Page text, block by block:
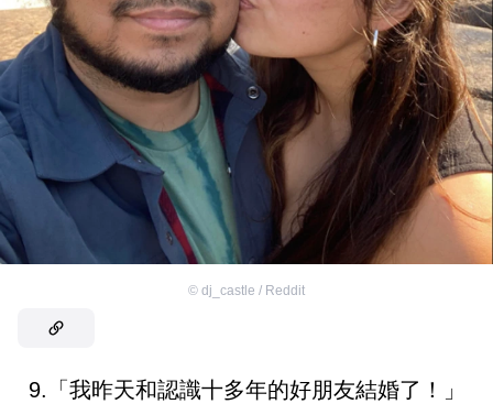
© dj_castle / Reddit
9.「我昨天和認識十多年的好朋友結婚了！」